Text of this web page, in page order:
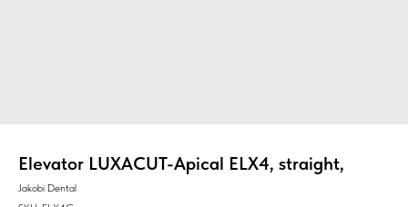
Elevator LUXACUT-Apical ELX4, straight,
Jakobi Dental